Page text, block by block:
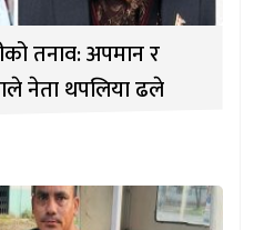
तनाव: अपमान र
नेता थपलिया ढले